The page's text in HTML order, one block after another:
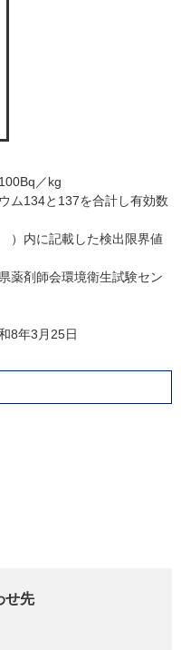
／kg
ム134と137を合計し有効数
）内に記載した検出限界値
薬剤師会環境衛生試験セン
8年3月25日
せ先